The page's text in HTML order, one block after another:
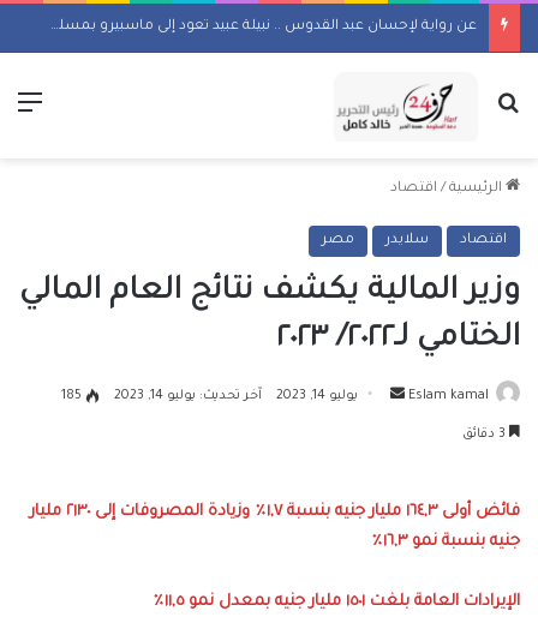
عن رواية لإحسان عبد القدوس .. نبيلة عبيد تعود إلى ماسبيرو بمسلسل إذاعي
بحث عن
الرئيسية / اقتصاد
اقتصاد سلايدر مصر
وزير المالية يكشف نتائج العام المالي
الختامي لـ٢٠٢٢/ ٢٠٢٣
Eslam kamal
أرسل يوليو 14, 2023 آخر تحديث: يوليو 14, 2023 185
فائض أولى ١٦٤,٣ مليار جنيه بنسبة ١,٧٪ وزيادة المصروفات إلى ٢١٣٠ مليار
جنيه بنسبة نمو ١٦,٣٪
الإيرادات العامة بلغت ١٥٠١ مليار جنيه بمعدل نمو ١١,٥٪